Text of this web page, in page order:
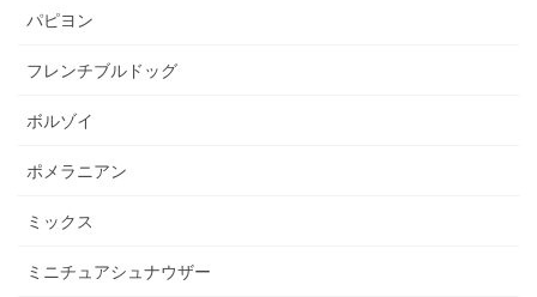
パピヨン
フレンチブルドッグ
ボルゾイ
ポメラニアン
ミックス
ミニチュアシュナウザー